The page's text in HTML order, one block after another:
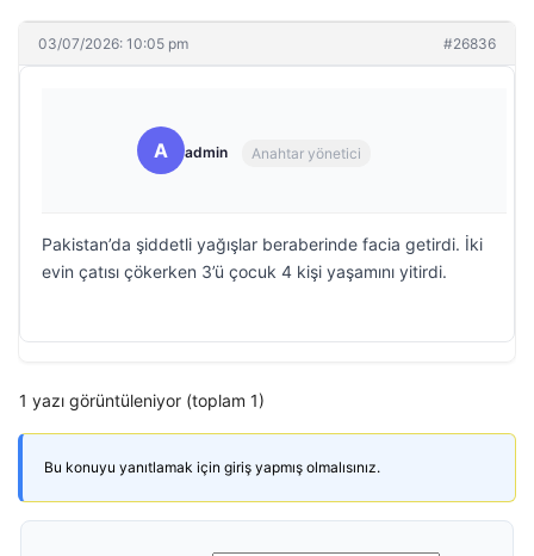
03/07/2026: 10:05 pm #26836
A admin Anahtar yönetici
Pakistan’da şiddetli yağışlar beraberinde facia getirdi. İki
evin çatısı çökerken 3’ü çocuk 4 kişi yaşamını yitirdi.
1 yazı görüntüleniyor (toplam 1)
Bu konuyu yanıtlamak için giriş yapmış olmalısınız.